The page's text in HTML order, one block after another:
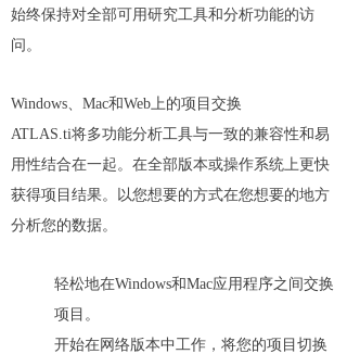
始终保持对全部可用研究工具和分析功能的访
问。
Windows、Mac和Web上的项目交换
ATLAS.ti将多功能分析工具与一致的兼容性和易
用性结合在一起。在全部版本或操作系统上更快
获得项目结果。以您想要的方式在您想要的地方
分析您的数据。
轻松地在Windows和Mac应用程序之间交换
项目。
开始在网络版本中工作，将您的项目切换